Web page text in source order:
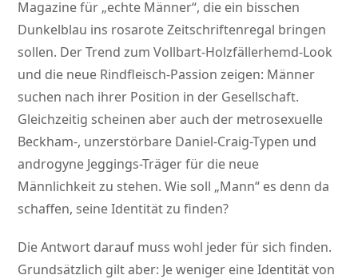
Magazine für „echte Männer“, die ein bisschen
Dunkelblau ins rosarote Zeitschriftenregal bringen
sollen. Der Trend zum Vollbart-Holzfällerhemd-Look
und die neue Rindfleisch-Passion zeigen: Männer
suchen nach ihrer Position in der Gesellschaft.
Gleichzeitig scheinen aber auch der metrosexuelle
Beckham-, unzerstörbare Daniel-Craig-Typen und
androgyne Jeggings-Träger für die neue
Männlichkeit zu stehen. Wie soll „Mann“ es denn da
schaffen, seine Identität zu finden?
Die Antwort darauf muss wohl jeder für sich finden.
Grundsätzlich gilt aber: Je weniger eine Identität von